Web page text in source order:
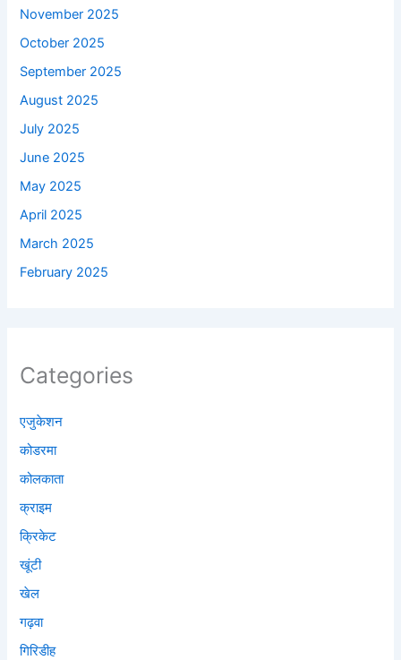
November 2025
October 2025
September 2025
August 2025
July 2025
June 2025
May 2025
April 2025
March 2025
February 2025
Categories
एजुकेशन
कोडरमा
कोलकाता
क्राइम
क्रिकेट
खूंटी
खेल
गढ़वा
गिरिडीह